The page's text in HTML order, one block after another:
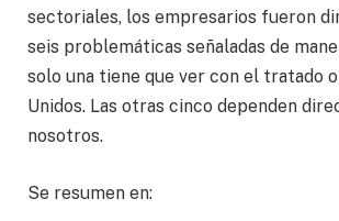
sectoriales, los empresarios fueron
seis problemáticas señaladas de
solo una tiene que ver con el tratado
Unidos. Las otras cinco dependen
nosotros.
Se resumen en: